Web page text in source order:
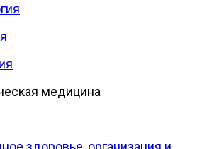
медицина